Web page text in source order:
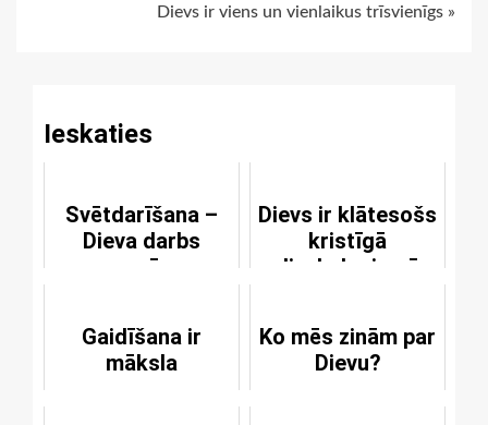
Dievs ir viens un vienlaikus trīsvienīgs »
Ieskaties
Svētdarīšana –
Dieva darbs
mums, mūsos un
Dievs ir klātesošs
kristīgā
dievkalpojumā
Gaidīšana ir
māksla
Ko mēs zinām par
Dievu?